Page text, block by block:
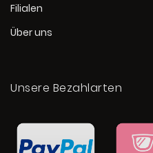
Filialen
Über uns
Unsere Bezahlarten